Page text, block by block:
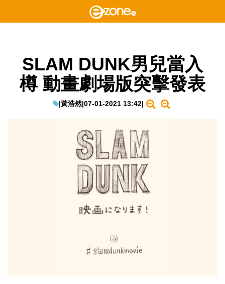
SLAM DUNK男兒當入
樽 動畫劇場版突擊發表
|黃浩然|07-01-2021 13:42|